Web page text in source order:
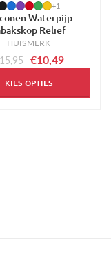
+1
Waterpijp
Relief
HUISMERK
€10,49
KIES OPTIES